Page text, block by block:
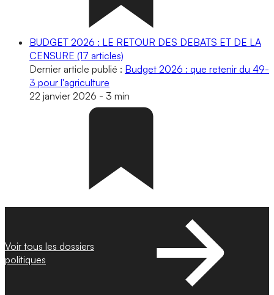
BUDGET 2026 : LE RETOUR DES DEBATS ET DE LA
CENSURE (17 articles)
Dernier article publié : Budget 2026 : que retenir du 49-
3 pour l'agriculture
22 janvier 2026 - 3 min
Voir tous les dossiers
politiques